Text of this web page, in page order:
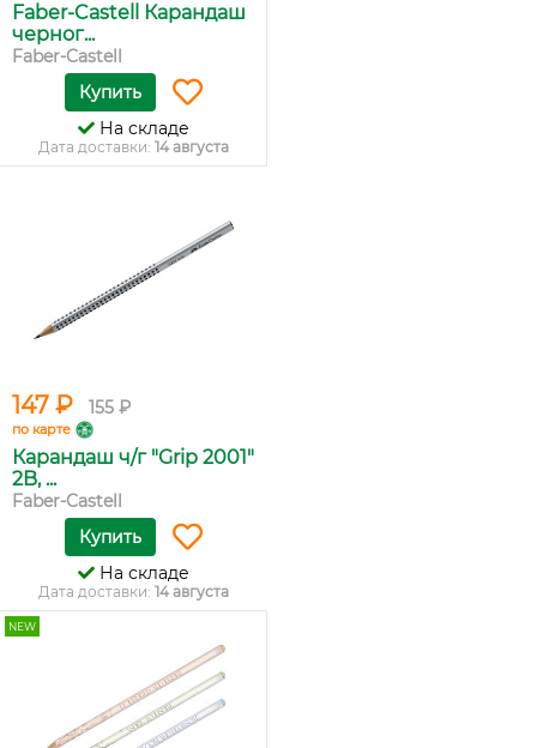
Faber-Castell Карандаш
черног...
Faber-Castell
Купить
На складе
Дата доставки: 14 августа
147 ₽ 155 ₽
по карте
Карандаш ч/г "Grip 2001"
2B, ...
Faber-Castell
Купить
На складе
Дата доставки: 14 августа
NEW